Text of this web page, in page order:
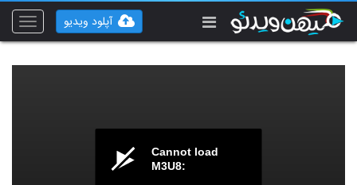
Toggle
آپلود ویدیو
Cannot load
M3U8: